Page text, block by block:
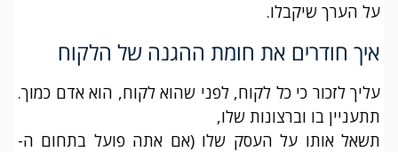
על הערך שיקבלו.
איך חודרים את חומת ההגנה של הלקוח
עליך לזכור כי כל לקוח, לפני שהוא לקוח, הוא אדם כמוך.
תתעניין בו וברצונות שלו,
תשאל אותו על העסק שלו (אם אתה פועל בתחום ה-